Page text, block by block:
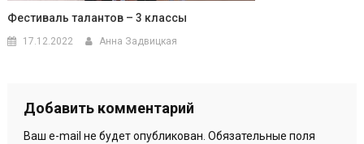
Фестиваль талантов – 3 классы
17.12.2022 Анна Задвицкая
Добавить комментарий
Ваш e-mail не будет опубликован. Обязательные поля